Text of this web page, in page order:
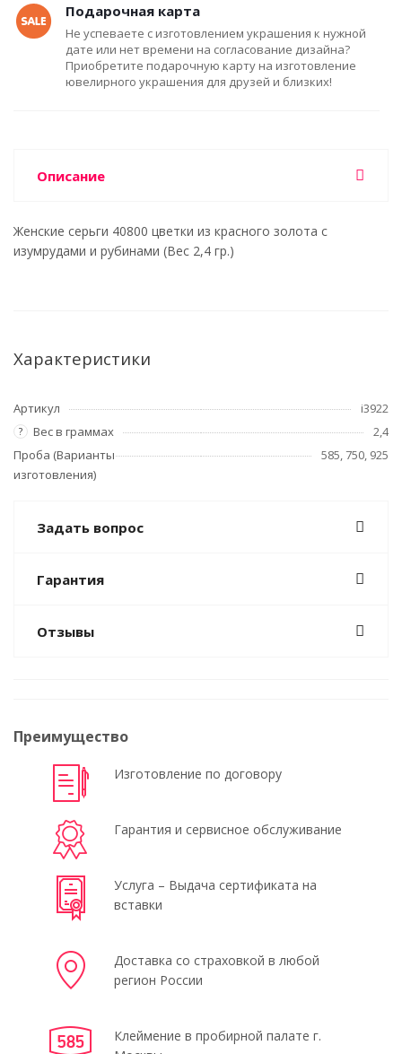
Подарочная карта
Не успеваете с изготовлением украшения к нужной
дате или нет времени на согласование дизайна?
Приобретите подарочную карту на изготовление
ювелирного украшения для друзей и близких!
Описание
Женские серьги 40800 цветки из красного золота с
изумрудами и рубинами (Вес 2,4 гр.)
Характеристики
Артикул i3922
? Вес в граммах
2,4
Проба (Варианты
изготовления)
585, 750, 925
Задать вопрос
Гарантия
Отзывы
Преимущество
Изготовление по договору
Гарантия и сервисное обслуживание
Услуга – Выдача сертификата на
вставки
Доставка со страховкой в любой
регион России
Клеймение в пробирной палате г.